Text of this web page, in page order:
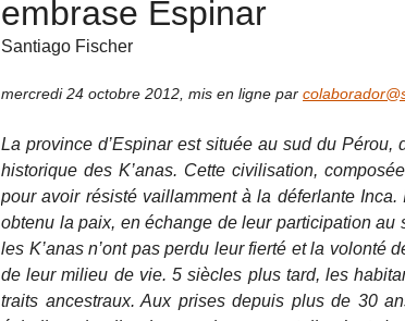
embrase Espinar
Santiago Fischer
mercredi 24 octobre 2012 mis en ligne par
La province d’Espinar est située au sud du
historique des K’anas. Cette civilisation,
pour avoir résisté vaillamment à la déferlante
obtenu la paix, en échange de leur participation au
les K’anas n’ont pas perdu leur fierté et la volonté
de leur milieu de vie. 5 siècles plus tard, les
traits ancestraux. Aux prises depuis plus de 30